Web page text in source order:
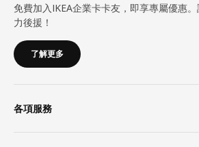
免費加入IKEA企業卡卡友，即享專屬優惠
力後援！
了解更多
各項服務